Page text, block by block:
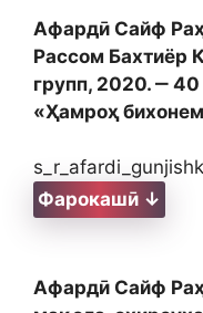
Афардӣ Сайф
Рассом Бахтиёр
групп, 2020. ‒
«Ҳамроҳ
Фарокашӣ ↓
Афардӣ Сайф